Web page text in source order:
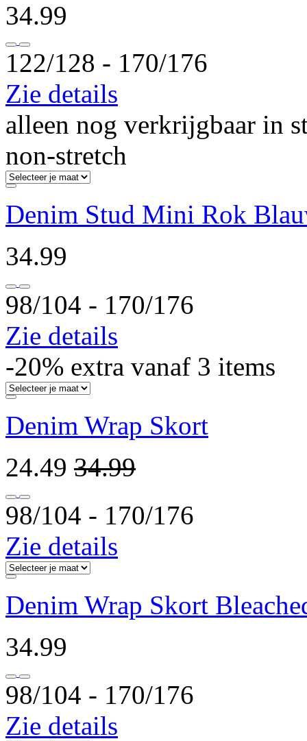
34.99
122/128 ‐ 170/176
Zie details
alleen nog verkrijgbaar in
non-stretch
Denim Stud Mini Rok
34.99
98/104 ‐ 170/176
Zie details
-20% extra vanaf 3 items
Denim Wrap Skort
24.49 34.99
98/104 ‐ 170/176
Zie details
Denim Wrap Skort
34.99
98/104 ‐ 170/176
Zie details